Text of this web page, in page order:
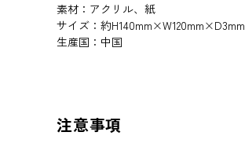
素材：アクリル、紙
サイズ：約H140mm×W120mm×D3mm
生産国：中国
注意事項